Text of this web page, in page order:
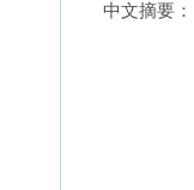
中文摘要：